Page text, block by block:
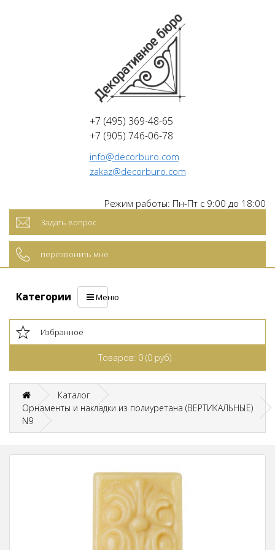
+7 (495) 369-48-65
+7 (905) 746-06-78
info@decorburo.com
zakaz@decorburo.com
Режим работы: Пн-Пт с 9:00 до 18:00
Задать вопрос
перезвонить мне
Категории Меню
Избранное
Товаров: 0 (0 руб)
Каталог
Орнаменты и накладки из полиуретана (ВЕРТИКАЛЬНЫЕ)
N9